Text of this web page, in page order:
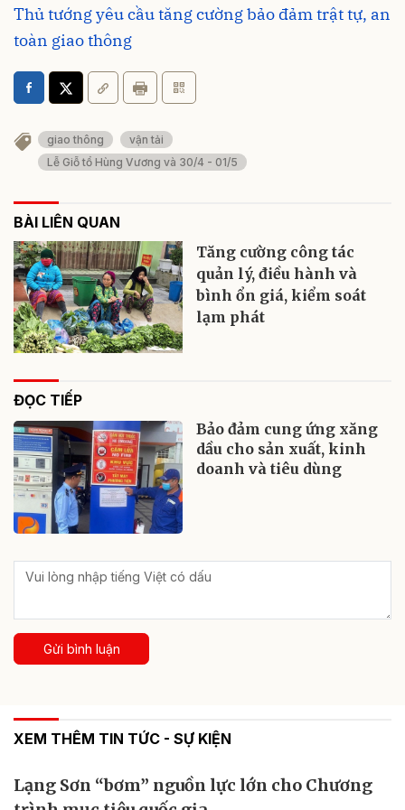
Thủ tướng yêu cầu tăng cường bảo đảm trật tự, an
toàn giao thông
giao thông
vận tải
Lễ Giỗ tổ Hùng Vương và 30/4 - 01/5
BÀI LIÊN QUAN
Tăng cường công tác
quản lý, điều hành và
bình ổn giá, kiểm soát
lạm phát
ĐỌC TIẾP
Bảo đảm cung ứng xăng
dầu cho sản xuất, kinh
doanh và tiêu dùng
Gửi bình luận
XEM THÊM TIN TỨC - SỰ KIỆN
Lạng Sơn “bơm” nguồn lực lớn cho Chương